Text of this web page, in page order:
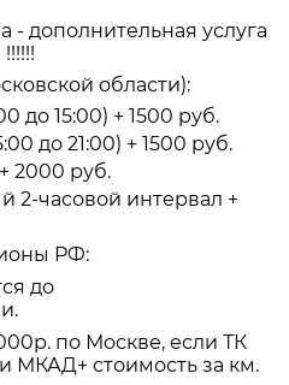
- дополнительная услуга
области):
до 15:00) + 1500 руб.
до 21:00) + 1500 руб.
2000 руб.
2-часовой интервал +
РФ:
до
по Москве, если ТК
МКАД+ стоимость за км.